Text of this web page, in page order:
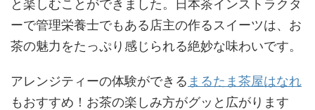
と楽しむことができました。日本茶インストラクタ
ーで管理栄養士でもある店主の作るスイーツは、お
茶の魅力をたっぷり感じられる絶妙な味わいです。
アレンジティーの体験ができる まるたま茶屋はなれ
もおすすめ！お茶の楽しみ方がグッと広がります